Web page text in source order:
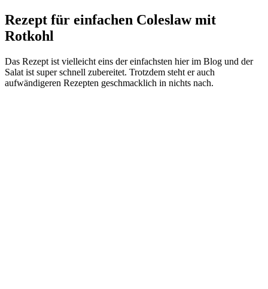
Rezept für einfachen Coleslaw mit
Rotkohl
Das Rezept ist vielleicht eins der einfachsten hier im Blog und der
Salat ist super schnell zubereitet. Trotzdem steht er auch
aufwändigeren Rezepten geschmacklich in nichts nach.